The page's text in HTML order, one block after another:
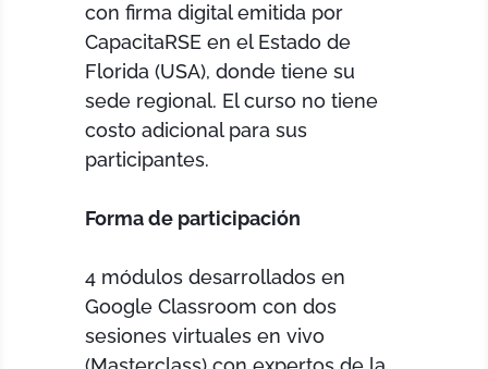
con firma digital emitida por
CapacitaRSE en el Estado de
Florida (USA), donde tiene su
sede regional. El curso no tiene
costo adicional para sus
participantes.
Forma de participación
4 módulos desarrollados en
Google Classroom con dos
sesiones virtuales en vivo